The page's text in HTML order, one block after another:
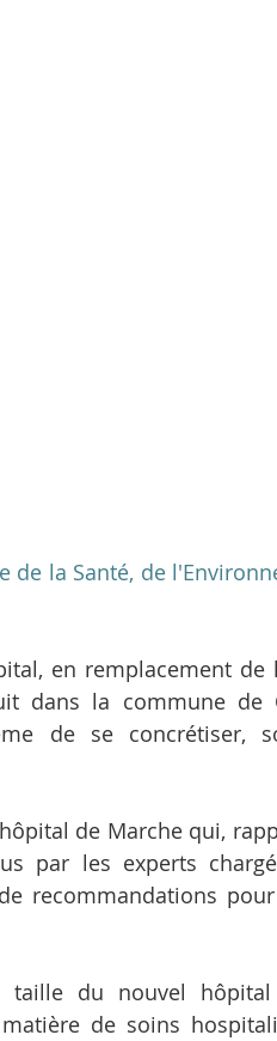
de la Santé, de
en remplacement de
dans la commune de
de se concrétiser,
de Marche qui,
par les experts
recommandations
du nouvel hôpital
de soins